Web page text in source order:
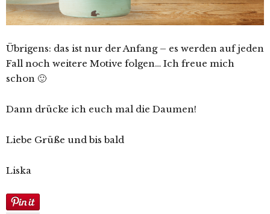
Übrigens: das ist nur der Anfang – es werden auf jeden
Fall noch weitere Motive folgen… Ich freue mich
schon 🙂
Dann drücke ich euch mal die Daumen!
Liebe Grüße und bis bald
Liska